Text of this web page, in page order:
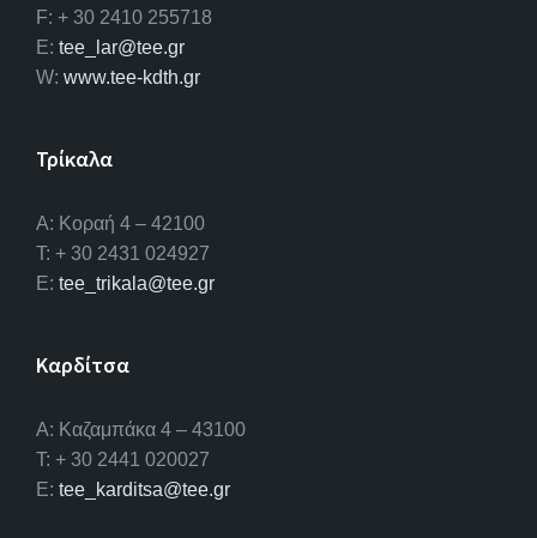
F: + 30 2410 255718
E: tee_lar@tee.gr
W: www.tee-kdth.gr
Τρίκαλα
Α: Κοραή 4 – 42100
T: + 30 2431 024927
E: tee_trikala@tee.gr
Καρδίτσα
Α: Καζαμπάκα 4 – 43100
T: + 30 2441 020027
E: tee_karditsa@tee.gr